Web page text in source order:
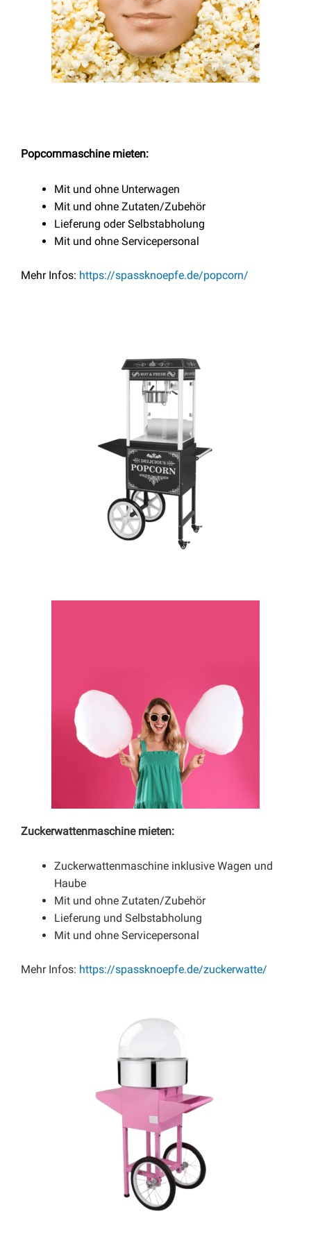
Popcornmaschine mieten:
Mit und ohne Unterwagen
Mit und ohne Zutaten/Zubehör
Lieferung oder Selbstabholung
Mit und ohne Servicepersonal
Mehr Infos: https://spassknoepfe.de/popcorn/
Zuckerwattenmaschine mieten:
Zuckerwattenmaschine inklusive Wagen und
Haube
Mit und ohne Zutaten/Zubehör
Lieferung und Selbstabholung
Mit und ohne Servicepersonal
Mehr Infos: https://spassknoepfe.de/zuckerwatte/